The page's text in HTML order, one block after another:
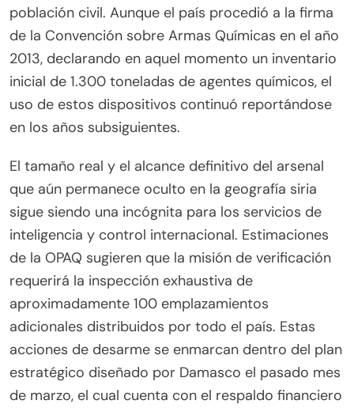
población civil. Aunque el país procedió a la firma
de la Convención sobre Armas Químicas en el año
2013, declarando en aquel momento un inventario
inicial de 1.300 toneladas de agentes químicos, el
uso de estos dispositivos continuó reportándose
en los años subsiguientes.
El tamaño real y el alcance definitivo del arsenal
que aún permanece oculto en la geografía siria
sigue siendo una incógnita para los servicios de
inteligencia y control internacional. Estimaciones
de la OPAQ sugieren que la misión de verificación
requerirá la inspección exhaustiva de
aproximadamente 100 emplazamientos
adicionales distribuidos por todo el país. Estas
acciones de desarme se enmarcan dentro del plan
estratégico diseñado por Damasco el pasado mes
de marzo, el cual cuenta con el respaldo financiero